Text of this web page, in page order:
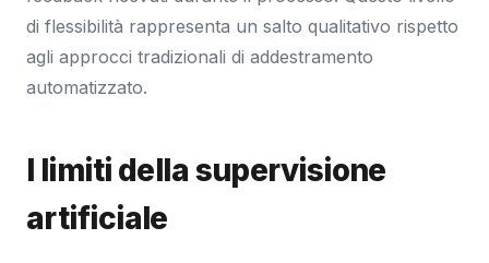
di flessibilità rappresenta un salto qualitativo rispetto
agli approcci tradizionali di addestramento
automatizzato.
I limiti della supervisione
artificiale